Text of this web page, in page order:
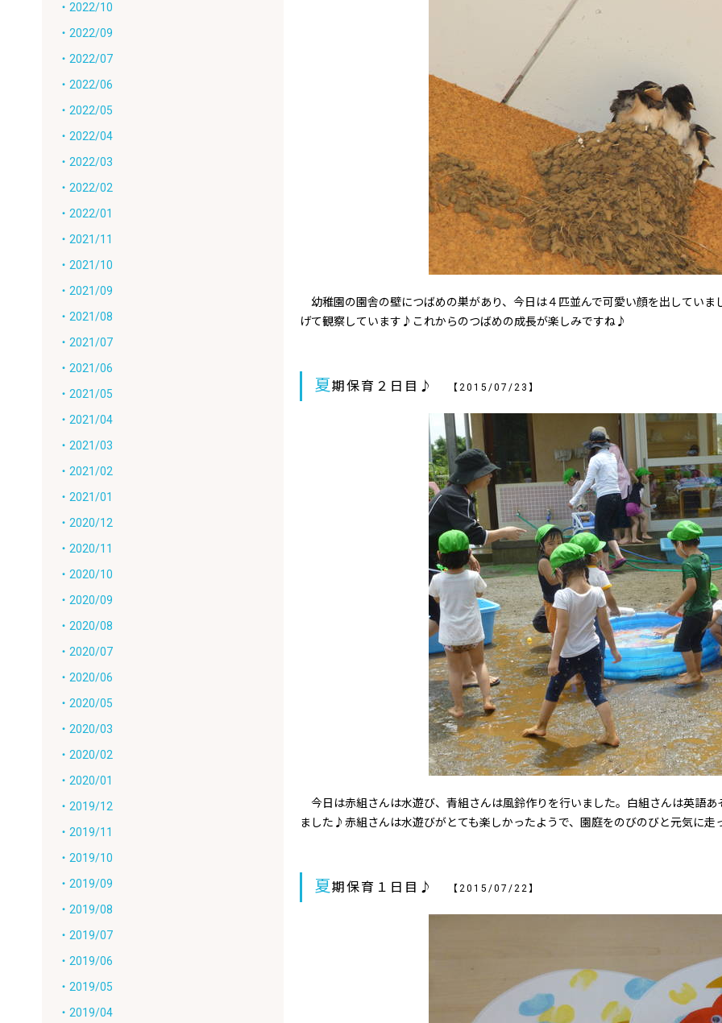
・2022/10
・2022/09
・2022/07
・2022/06
・2022/05
・2022/04
・2022/03
・2022/02
・2022/01
・2021/11
・2021/10
・2021/09
・2021/08
・2021/07
・2021/06
・2021/05
・2021/04
・2021/03
・2021/02
・2021/01
・2020/12
・2020/11
・2020/10
・2020/09
・2020/08
・2020/07
・2020/06
・2020/05
・2020/03
・2020/02
・2020/01
・2019/12
・2019/11
・2019/10
・2019/09
・2019/08
・2019/07
・2019/06
・2019/05
・2019/04
幼稚園の園舎の壁につばめの巣があり、今日は４匹並んで可愛い顔を出してい
げて観察しています♪これからのつばめの成長が楽しみですね♪
夏期保育２日目♪ 【2015/07/23】
今日は赤組さんは水遊び、青組さんは風鈴作りを行いました。白組さんは英語
ました♪赤組さんは水遊びがとても楽しかったようで、園庭をのびのびと元気に
夏期保育１日目♪ 【2015/07/22】